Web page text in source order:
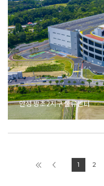
안성 방초2지구 물류센터
1 2